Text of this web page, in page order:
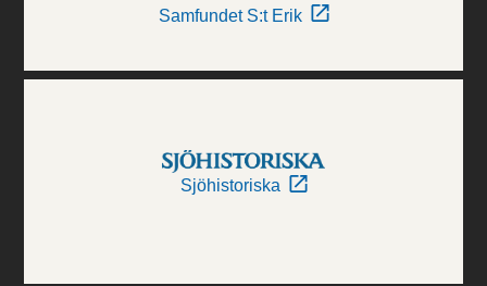
Samfundet S:t Erik
Sjöhistoriska